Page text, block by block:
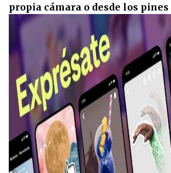
propia cámara o desde los pines